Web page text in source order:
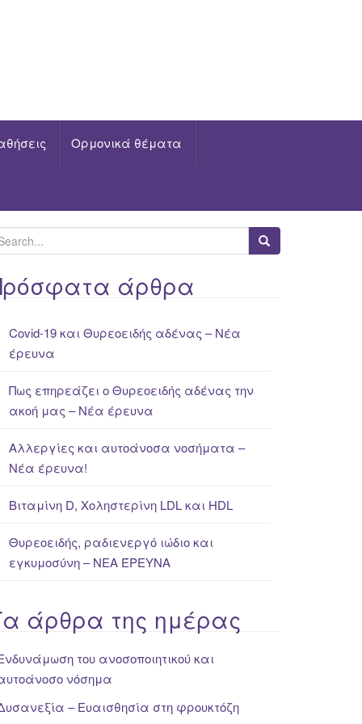
Ορμονικά θέματα
άρθρα
Covid-19 και Θυρεοειδής αδένας – Νέα
έρευνα
Πως επηρεάζει ο Θυρεοειδής αδένας την
ακοή μας – Νέα έρευνα
Αλλεργίες και αυτοάνοσα νοσήματα –
Νέα έρευνα!
Βιταμίνη D, Χοληστερίνη LDL και HDL
Θυρεοειδής, ραδιενεργό ιώδιο και
εγκυμοσύνη – ΝΕΑ ΈΡΕΥΝΑ
άρθρα της ημέρας
του ανοσοποιητικού και
νόσημα
– Ευαισθησία στη φρουκτόζη